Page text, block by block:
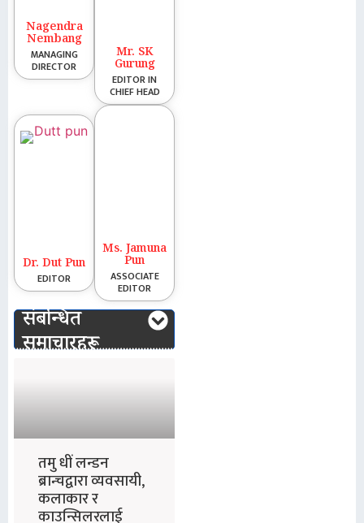
Nagendra
Nembang
MANAGING
DIRECTOR
Mr. SK
Gurung
EDITOR IN
CHIEF HEAD
Dr. Dut Pun
EDITOR
Ms. Jamuna
Pun
ASSOCIATE
EDITOR
संबन्धित
समाचारहरू
तमु धीं लन्डन
ब्रान्चद्वारा व्यवसायी,
कलाकार र
काउन्सिलरलाई